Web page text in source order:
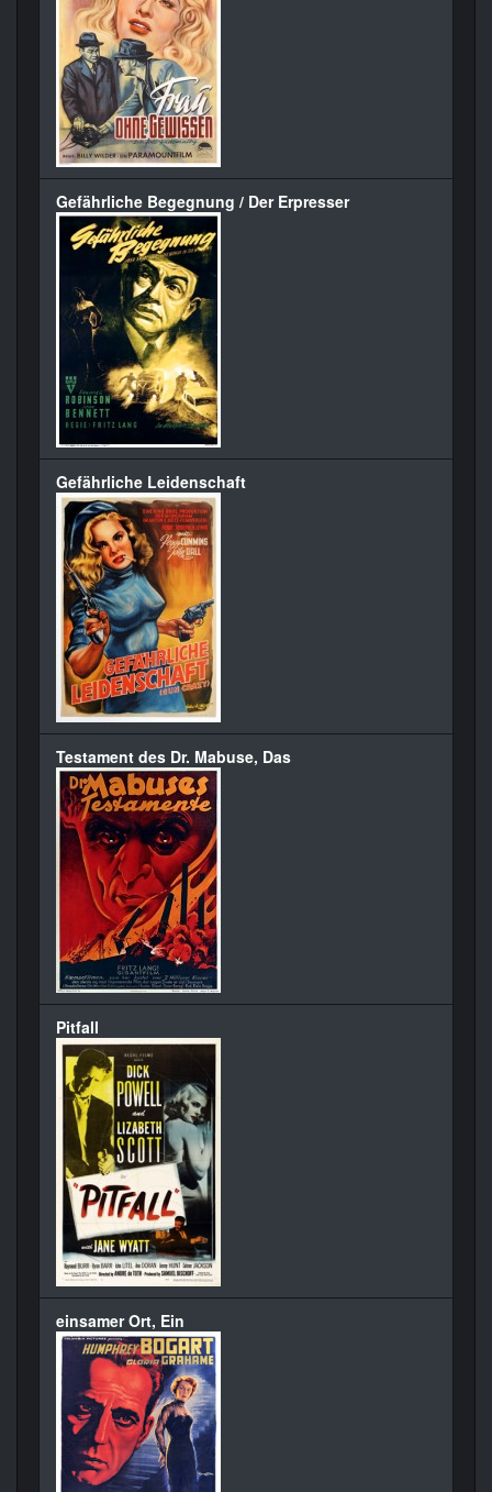
Gefährliche Begegnung / Der Erpresser
Gefährliche Leidenschaft
Testament des Dr. Mabuse, Das
Pitfall
einsamer Ort, Ein